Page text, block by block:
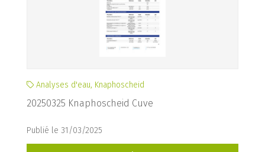
Analyses d'eau, Knaphoscheid
20250325 Knaphoscheid Cuve
Publié le 31/03/2025